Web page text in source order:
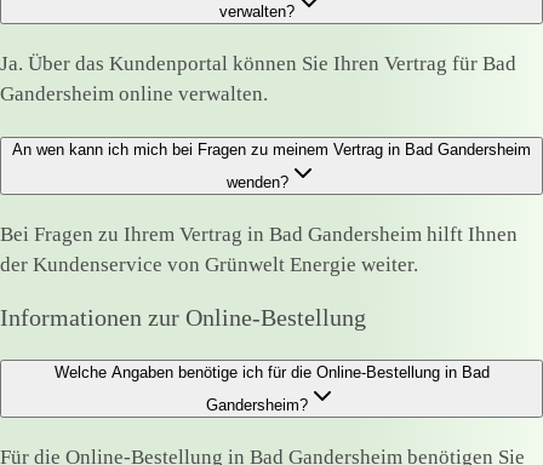
verwalten?
Ja. Über das Kundenportal können Sie Ihren Vertrag für Bad
Gandersheim online verwalten.
An wen kann ich mich bei Fragen zu meinem Vertrag in Bad Gandersheim
wenden?
Bei Fragen zu Ihrem Vertrag in Bad Gandersheim hilft Ihnen
der Kundenservice von Grünwelt Energie weiter.
Informationen zur Online-Bestellung
Welche Angaben benötige ich für die Online-Bestellung in Bad
Gandersheim?
Für die Online-Bestellung in Bad Gandersheim benötigen Sie